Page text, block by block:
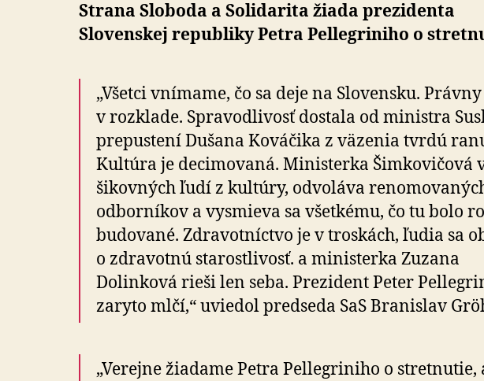
Strana Sloboda a Solidarita žiada prezidenta
Slovenskej republiky Petra Pellegriniho o
„Všetci vnímame, čo sa deje na Slovensku.
v rozklade. Spravodlivosť dostala od ministra
prepustení Dušana Kováčika z väzenia tvrdú
Kultúra je decimovaná. Ministerka Šimkovičová
šikovných ľudí z kultúry, odvoláva
odborníkov a vysmieva sa všetkému, čo tu bolo
budované. Zdravotníctvo je v troskách, ľudia sa
o zdravotnú starostlivosť. a ministerka Zuzana
Dolinková rieši len seba. Prezident Peter
zaryto mlčí,“ uviedol predseda SaS Branislav
„Verejne žiadame Petra Pellegriniho o stretnutie,